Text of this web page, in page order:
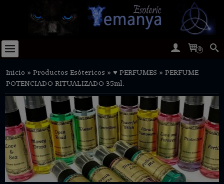
0
Inicio »Productos Esótericos »♥ PERFUMES »PERFUME
POTENCIADO RITUALIZADO 35ml.